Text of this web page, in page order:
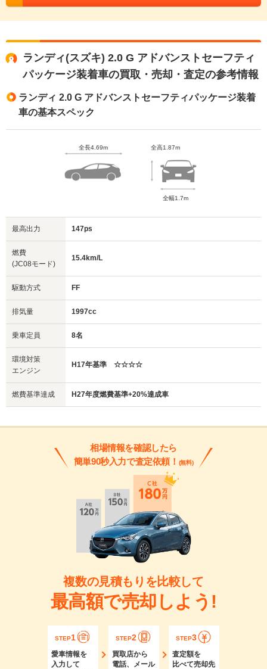
ランディ(スズキ) 2.0 G アドバンストセーフティ
パッケージ装着車の買取・売却・査定の参考情報
ランディ 2.0 G アドバンストセーフティパッケージ装着
車の基本スペック
全長4.69m 全高1.87m
全幅1.7m
最高出力 147ps
燃費
(JC08モード)
15.4km/L
駆動方式 FF
排気量 1997cc
乗車定員 8名
環境対策
エンジン
H17年基準 ☆☆☆☆
燃費基準達成 H27年度燃費基準+20%達成車
相場情報を確認したら
簡単90秒入力で査定依頼！ (無料)
複数の見積もりを比較して
最高額で売却しよう!
STEP1
愛車情報を
入力して
STEP2
買取店から
電話、メール
STEP3
査定額を
比べて売却先